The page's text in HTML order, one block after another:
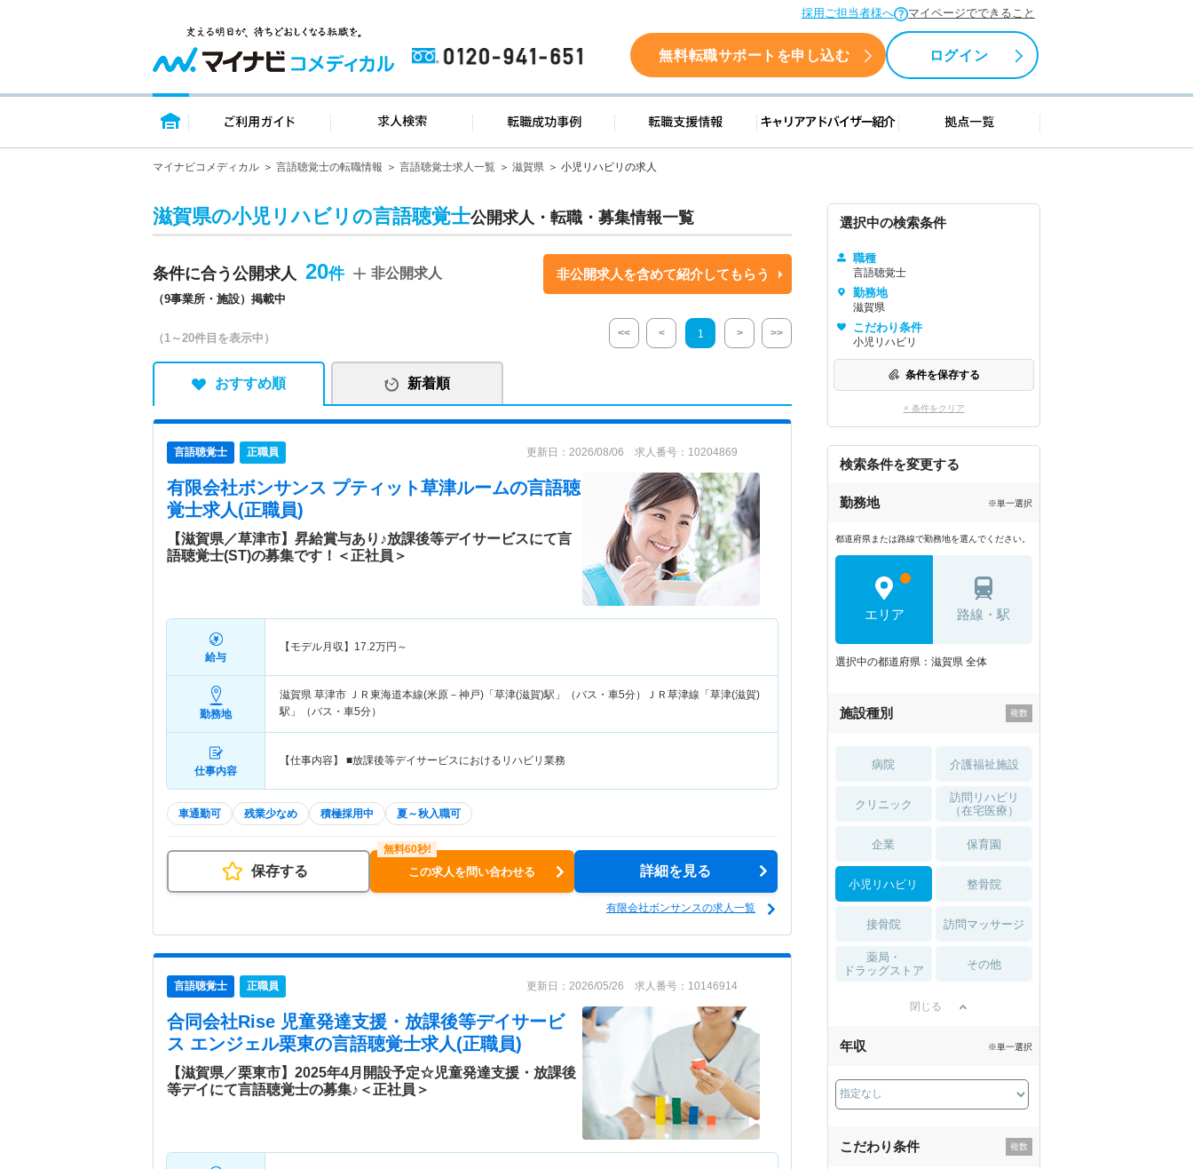
採用ご担当者様へ マイページでできること
0120-941-651 無料転職サポートを申し込む ログイン
トップページ ご利用ガイド 求人検索 転職成功事例 転職支援情報 キャリアアドバイザー紹介 拠点一覧
マイナビコメディカル 言語聴覚士の転職情報 言語聴覚士求人一覧 滋賀県 小児リハビリの求人
滋賀県の小児リハビリの言語聴覚士公開求人・転職・募集情報一覧
条件に合う公開求人 20
（9事業所・施設）掲載中
非公開求人 非公開求人を含めて紹介してもらう
（1～20件目を表示中） << < 1 > >>
おすすめ順 新着順
言語聴覚士 正職員 更新日：2026/08/06 求人番号：10204869
有限会社ボンサンス プティット草津ルームの言語聴
覚士求人(正職員)
【滋賀県／草津市】昇給賞与あり♪放課後等デイサービスにて言
語聴覚士(ST)の募集です！＜正社員＞
給与
【モデル月収】 17.2万円～
勤務地
滋賀県 草津市 ＪＲ東海道本線(米原－神戸)「草津(滋賀)駅」（バス・車5分）ＪＲ草津線「草津(滋賀)
駅」（バス・車5分）
仕事内容
【仕事内容】 ■放課後等デイサービスにおけるリハビリ業務
車通勤可 残業少なめ 積極採用中 夏～秋入職可
保存する この求人を問い合わせる 詳細を見る
有限会社ボンサンスの求人一覧
言語聴覚士 正職員 更新日：2026/05/26 求人番号：10146914
合同会社Rise 児童発達支援・放課後等デイサービ
ス エンジェル栗東の言語聴覚士求人(正職員)
【滋賀県／栗東市】2025年4月開設予定☆児童発達支援・放課後
等デイにて言語聴覚士の募集♪＜正社員＞
選択中の検索条件
職種
言語聴覚士
勤務地
滋賀県
こだわり条件
小児リハビリ
条件を保存する
× 条件をクリア
検索条件を変更する
勤務地 ※単一選択
都道府県または路線で勤務地を選んでください。
エリア 路線・駅
選択中の都道府県：滋賀県 全体
施設種別
病院 介護福祉施設
クリニック
訪問リハビリ
（在宅医療）
企業 保育園
小児リハビリ 整骨院
接骨院 訪問マッサージ
薬局・
ドラッグストア
その他
閉じる
年収 ※単一選択
こだわり条件